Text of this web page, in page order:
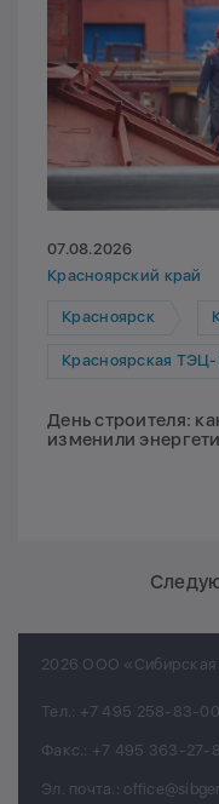
07.08.2026
Красноярский край
Красноярск
Красноярская
День строителя:
изменили
2026 ООО «Сибирская
Тел.: +7 495 258-83-00
Факс.: +7 495 363-27-
Эл. почта.: